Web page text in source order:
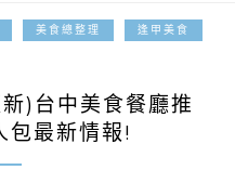
美食總整理 逢甲美食
)台中美食餐廳推
包最新情報!